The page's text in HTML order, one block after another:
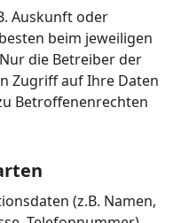
Auskunft oder
beim jeweiligen
die Betreiber der
Zugriff auf Ihre Daten
Betroffenenrechten
(z.B. Namen,